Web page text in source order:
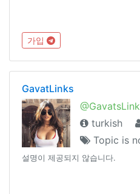
가입
GavatLinks
turkish
Topic is
설명이 제공되지 않습니다.